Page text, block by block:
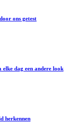
ons getest
dag een andere look
herkennen